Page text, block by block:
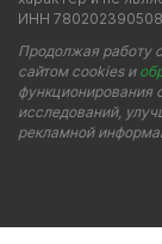
ИНН
Продолжая работу
сайтом cookies и
функционирования
исследований,
рекламной